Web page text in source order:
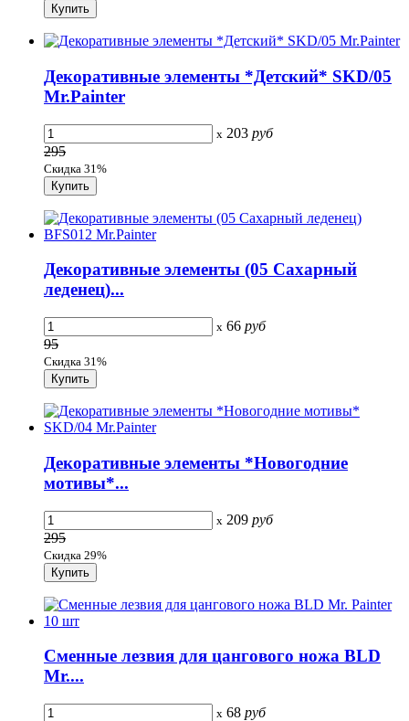
Декоративные элементы *Детский* SKD/05
Mr.Painter
x 203 руб
295
Скидка 31%
Декоративные элементы (05 Сахарный
леденец)...
x 66 руб
95
Скидка 31%
Декоративные элементы *Новогодние
мотивы*...
x 209 руб
295
Скидка 29%
Сменные лезвия для цангового ножа BLD
Mr....
x 68 руб